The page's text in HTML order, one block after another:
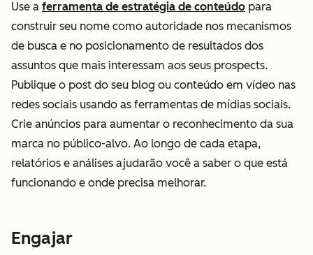
Use a ferramenta de estratégia de conteúdo para
construir seu nome como autoridade nos mecanismos
de busca e no posicionamento de resultados dos
assuntos que mais interessam aos seus prospects.
Publique o post do seu blog ou conteúdo em vídeo nas
redes sociais usando as ferramentas de mídias sociais.
Crie anúncios para aumentar o reconhecimento da sua
marca no público-alvo. Ao longo de cada etapa,
relatórios e análises ajudarão você a saber o que está
funcionando e onde precisa melhorar.
Engajar